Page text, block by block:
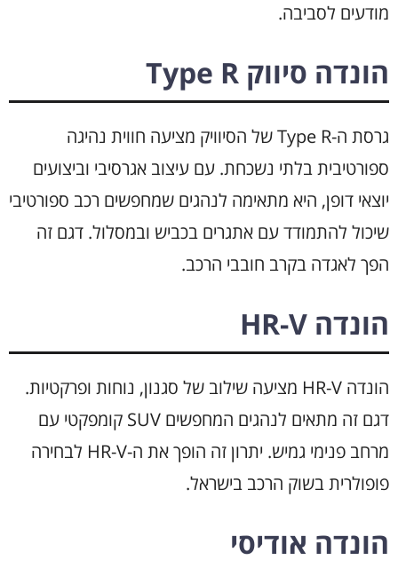
מודעים לסביבה.
הונדה סיווק Type R
גרסת ה-Type R של הסיוויק מציעה חווית נהיגה
ספורטיבית בלתי נשכחת. עם עיצוב אגרסיבי וביצועים
יוצאי דופן, היא מתאימה לנהגים שמחפשים רכב ספורטיבי
שיכול להתמודד עם אתגרים בכביש ובמסלול. דגם זה
הפך לאגדה בקרב חובבי הרכב.
הונדה HR-V
הונדה HR-V מציעה שילוב של סגנון, נוחות ופרקטיות.
דגם זה מתאים לנהגים המחפשים SUV קומפקטי עם
מרחב פנימי גמיש. יתרון זה הופך את ה-HR-V לבחירה
פופולרית בשוק הרכב בישראל.
הונדה אודיסי